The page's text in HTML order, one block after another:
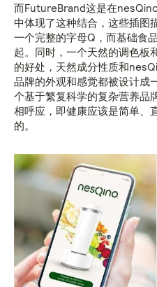
而FutureBrand这是在
中体现了这种结合，这些插图
一个完整的字母Q，而基础食
起。同时，一个天然的调色板
的好处，天然成分性质和
品牌的外观和感觉都被设计
个基于繁复科学的复杂营养品
相呼应，即健康应该是简单、
的。